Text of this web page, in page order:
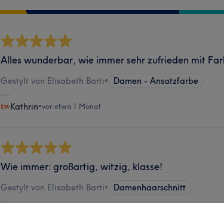
Alles wunderbar, wie immer sehr zufrieden mit
Gestylt von Elisabeth Barti• Damen - Ansatzfarbe
Kathrin•vor etwa 1 Monat
Wie immer: großartig, witzig, klasse!
Gestylt von Elisabeth Barti• Damenhaarschnitt